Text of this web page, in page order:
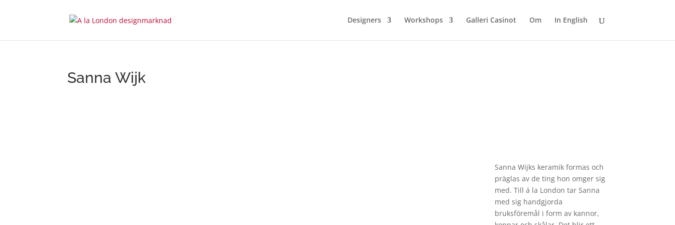
Designers Workshops Galleri Casinot Om In English
Sanna Wijk
Sanna Wijks keramik formas och
präglas av de ting hon omger sig
med. Till á la London tar Sanna
med sig handgjorda
bruksföremål i form av kannor,